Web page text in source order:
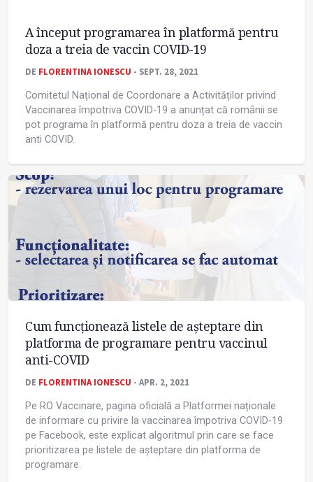
A început programarea în platformă pentru
doza a treia de vaccin COVID-19
DE FLORENTINA IONESCU - SEPT. 28, 2021
Comitetul Național de Coordonare a Activităților privind
Vaccinarea împotriva COVID-19 a anunțat că românii se
pot programa în platformă pentru doza a treia de vaccin
anti COVID.
Cum funcționează listele de așteptare din
platforma de programare pentru vaccinul
anti-COVID
DE FLORENTINA IONESCU - APR. 2, 2021
Pe RO Vaccinare, pagina oficială a Platformei naționale
de informare cu privire la vaccinarea împotriva COVID-19
pe Facebook, este explicat algoritmul prin care se face
prioritizarea pe listele de așteptare din platforma de
programare.